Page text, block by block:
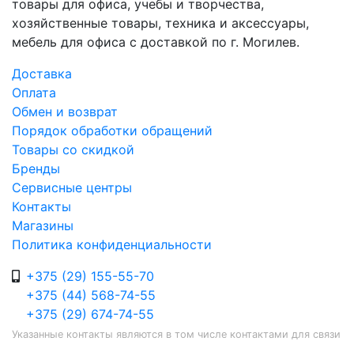
товары для офиса, учебы и творчества,
хозяйственные товары, техника и аксессуары,
мебель для офиса с доставкой по г. Могилев.
Доставка
Оплата
Обмен и возврат
Порядок обработки обращений
Товары со скидкой
Бренды
Сервисные центры
Контакты
Магазины
Политика конфиденциальности
+375 (29) 155-55-70
+375 (44) 568-74-55
+375 (29) 674-74-55
Указанные контакты являются в том числе контактами для связи